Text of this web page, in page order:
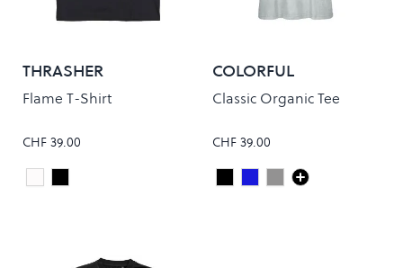
THRASHER
Flame T-Shirt
CHF 39.00
Colour
WhiteBlack
COLORFUL
STANDARD
Classic Organic Tee
CHF 39.00
Colour
Deep Black
Steel Blue
FADED GREY